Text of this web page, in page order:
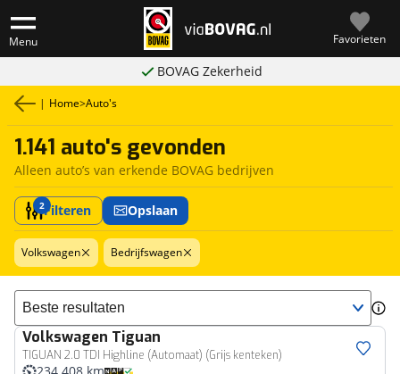
Menu Favorieten
BOVAG Zekerheid
| Home>Auto's
1.141 auto's gevonden
Alleen auto’s van erkende BOVAG bedrijven
2Filteren Opslaan
Volkswagen Bedrijfswagen
Sorteer resultaten
Volkswagen Tiguan
TIGUAN 2.0 TDI Highline (Automaat) (Grijs kenteken)
Bedrijfswagen